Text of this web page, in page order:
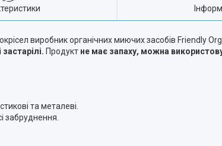
виробник органічних миючих засобів Friendly
Продукт не має запаху, можна
та металеві.
забруднення.